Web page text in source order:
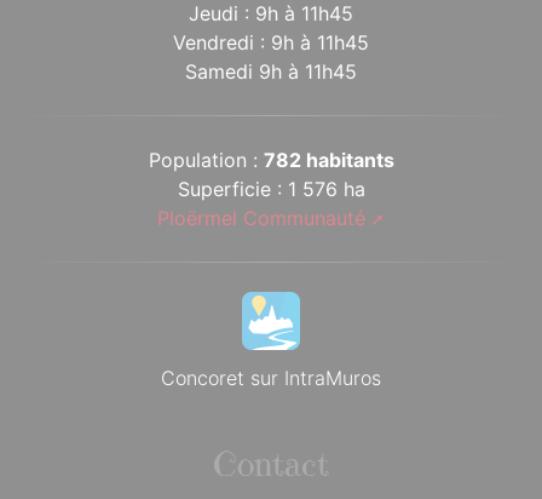
Jeudi : 9h à 11h45
Vendredi : 9h à 11h45
Samedi 9h à 11h45
Population : 782 habitants
Superficie : 1 576 ha
Ploërmel Communauté
Concoret sur IntraMuros
Contact